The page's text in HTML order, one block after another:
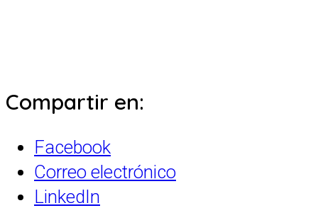
Compartir en:
Facebook
Correo electrónico
LinkedIn